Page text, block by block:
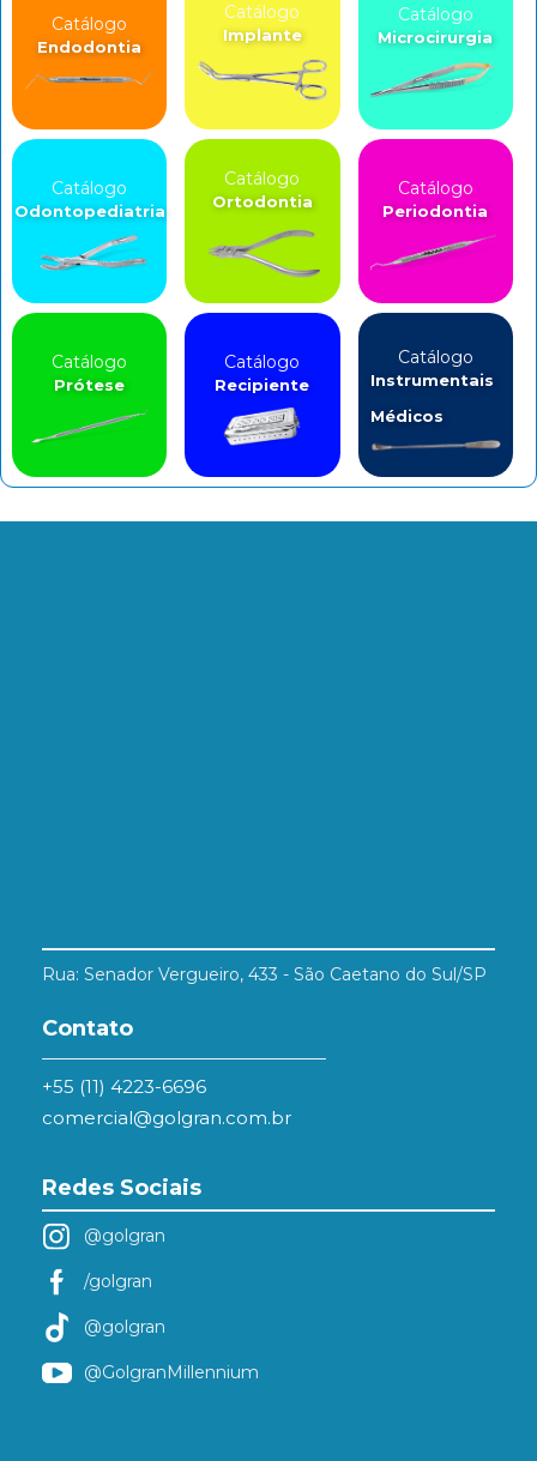
Catálogo
Endodontia
Catálogo
Implante
Catálogo
Microcirurgia
Catálogo
Odontopediatria
Catálogo
Ortodontia
Catálogo
Periodontia
Catálogo
Prótese
Catálogo
Recipiente
Catálogo
Instrumentais
Médicos
Rua: Senador Vergueiro, 433 - São Caetano do Sul/SP
Contato
+55 (11) 4223-6696
comercial@golgran.com.br
Redes Sociais
@golgran
/golgran
@golgran
@GolgranMillennium